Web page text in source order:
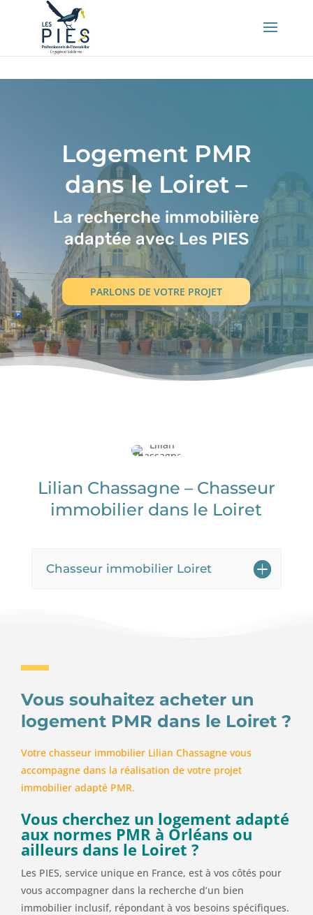
Logement PMR
dans le Loiret –
La recherche immobilière
adaptée avec Les PIES
PARLONS DE VOTRE PROJET
Lilian Chassagne – Chasseur
immobilier dans le Loiret
Chasseur immobilier Loiret
Vous souhaitez acheter un
logement PMR dans le Loiret ?
Votre chasseur immobilier Lilian Chassagne vous
accompagne dans la réalisation de votre projet
immobilier adapté PMR.
Vous cherchez un logement adapté
aux normes PMR à Orléans ou
ailleurs dans le Loiret ?
Les PIES, service unique en France, est à vos côtés pour
vous accompagner dans la recherche d’un bien
immobilier inclusif, répondant à vos besoins spécifiques.